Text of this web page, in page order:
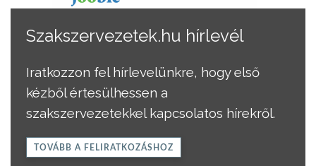
Szakszervezetek.hu hírlevél
Iratkozzon fel hírlevelünkre, hogy első
kézből értesülhessen a
szakszervezetekkel kapcsolatos hírekről.
TOVÁBB A FELIRATKOZÁSHOZ